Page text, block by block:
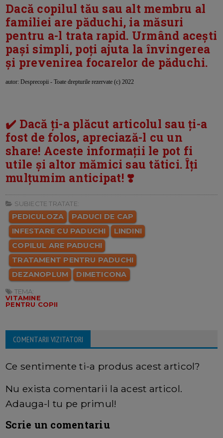
Dacă copilul tău sau alt membru al
familiei are păduchi, ia măsuri
pentru a-l trata rapid. Urmând acești
pași simpli, poți ajuta la învingerea
și prevenirea focarelor de păduchi.
autor: Desprecopii - Toate drepturile rezervate (c) 2022
✔️ Dacă ți-a plăcut articolul sau ți-a
fost de folos, apreciază-l cu un
share! Aceste informații le pot fi
utile și altor mămici sau tătici. Îți
mulțumim anticipat! ❣️
SUBIECTE TRATATE:
PEDICULOZA
PADUCI DE CAP
INFESTARE CU PADUCHI
LINDINI
COPILUL ARE PADUCHI
TRATAMENT PENTRU PADUCHI
DEZANOPLUM
DIMETICONA
TEMA:
VITAMINE
PENTRU COPII
COMENTARII VIZITATORI
Ce sentimente ti-a produs acest articol?
Nu exista comentarii la acest articol.
Adauga-l tu pe primul!
Scrie un comentariu